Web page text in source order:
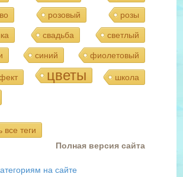
розовый розы
свадьба светлый
синий фиолетовый
цветы школа
все теги
Полная версия сайта
на сайте